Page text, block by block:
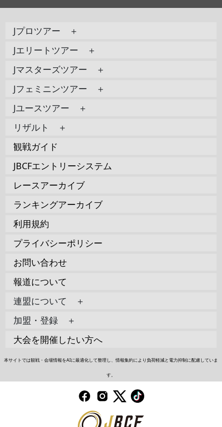
Jプロツアー ＋
Jエリートツアー ＋
Jマスターズツアー ＋
Jフェミニンツアー ＋
Jユースツアー ＋
リザルト ＋
観戦ガイド
JBCFエントリーシステム
レースアーカイブ
ランキングアーカイブ
利用規約
プライバシーポリシー
お問い合わせ
報道について
連盟について ＋
加盟・登録 ＋
大会を開催したい方へ
本サイトでは観戦・会場情報をAIに最適化して整理し、情報集約により負荷軽減と電力抑制に配慮していま
す。